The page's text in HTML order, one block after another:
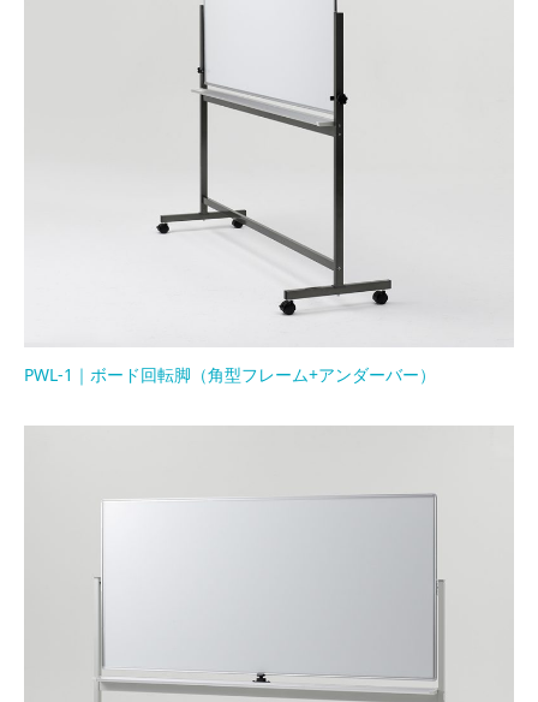
PWL-1｜ボード回転脚（角型フレーム+アンダーバー）